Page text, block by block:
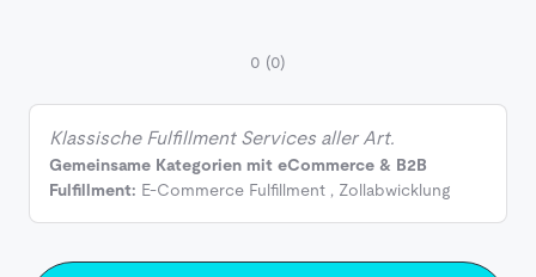
0 (0)
Klassische Fulfillment Services aller Art.
Gemeinsame Kategorien mit eCommerce & B2B
Fulfillment: E-Commerce Fulfillment , Zollabwicklung